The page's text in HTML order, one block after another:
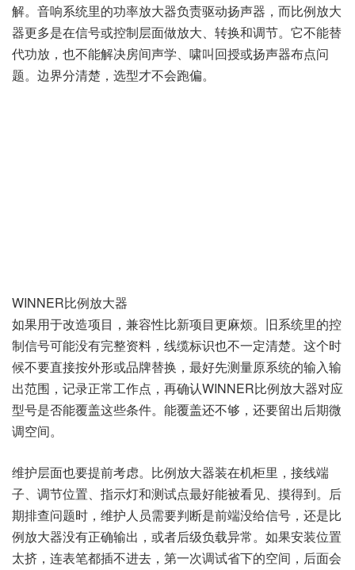
解。音响系统里的功率放大器负责驱动扬声器，而比例放大
器更多是在信号或控制层面做放大、转换和调节。它不能替
代功放，也不能解决房间声学、啸叫回授或扬声器布点问
题。边界分清楚，选型才不会跑偏。
WINNER比例放大器
如果用于改造项目，兼容性比新项目更麻烦。旧系统里的控
制信号可能没有完整资料，线缆标识也不一定清楚。这个时
候不要直接按外形或品牌替换，最好先测量原系统的输入输
出范围，记录正常工作点，再确认WINNER比例放大器对应
型号是否能覆盖这些条件。能覆盖还不够，还要留出后期微
调空间。
维护层面也要提前考虑。比例放大器装在机柜里，接线端
子、调节位置、指示灯和测试点最好能被看见、摸得到。后
期排查问题时，维护人员需要判断是前端没给信号，还是比
例放大器没有正确输出，或者后级负载异常。如果安装位置
太挤，连表笔都插不进去，第一次调试省下的空间，后面会